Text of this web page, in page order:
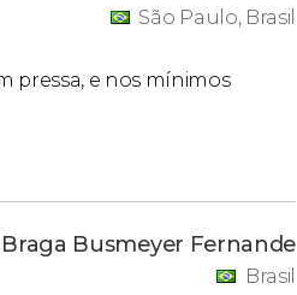
São Paulo, Brasil
pressa, e nos mínimos
Busmeyer Fernande
Brasil